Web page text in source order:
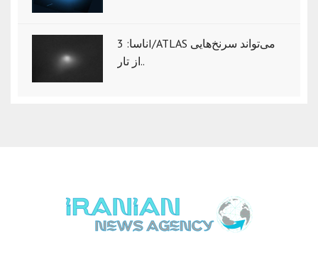
ناسا: 3I/ATLAS می‌تواند سرنخ‌هایی
از تار..